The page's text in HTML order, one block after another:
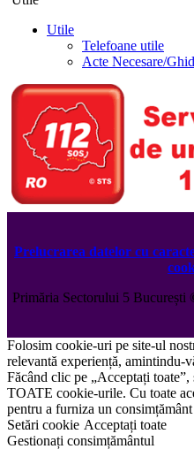
Utile
Telefoane utile
Acte Necesare/Ghid
Prelucrarea datelor cu
Primăria Sectorului 5 București
Folosim cookie-uri pe site-ul
relevantă experiență, amintindu-
Făcând clic pe „Acceptați
TOATE cookie-urile. Cu toate
pentru a furniza un
Setări cookie Acceptați toate
Gestionați consimțământul